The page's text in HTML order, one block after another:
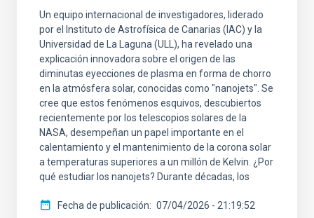
Un equipo internacional de investigadores, liderado
por el Instituto de Astrofísica de Canarias (IAC) y la
Universidad de La Laguna (ULL), ha revelado una
explicación innovadora sobre el origen de las
diminutas eyecciones de plasma en forma de chorro
en la atmósfera solar, conocidas como "nanojets". Se
cree que estos fenómenos esquivos, descubiertos
recientemente por los telescopios solares de la
NASA, desempeñan un papel importante en el
calentamiento y el mantenimiento de la corona solar
a temperaturas superiores a un millón de Kelvin. ¿Por
qué estudiar los nanojets? Durante décadas, los
Fecha de publicación 07/04/2026 - 21:19:52